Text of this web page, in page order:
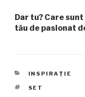
Dar tu? Care
tău de pasionat
CATEGORII
INSPIRAȚIE
ETICHETE
SET